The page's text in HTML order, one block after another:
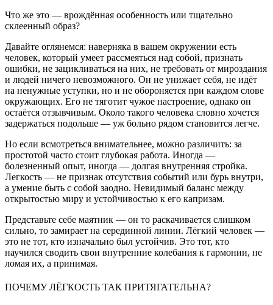
Что же это — врождённая особенность или тщательно
склеенный образ?
Давайте оглянемся: наверняка в вашем окружении есть
человек, который умеет рассмеяться над собой, признать
ошибки, не зацикливаться на них, не требовать от мироздания
и людей ничего невозможного. Он не унижает себя, не идёт
на ненужные уступки, но и не обороняется при каждом слове
окружающих. Его не тяготит чужое настроение, однако он
остаётся отзывчивым. Около такого человека словно хочется
задержаться подольше — уж больно рядом становится легче.
Но если всмотреться внимательнее, можно различить: за
простотой часто стоит глубокая работа. Иногда —
болезненный опыт, иногда — долгая внутренняя стройка.
Легкость — не признак отсутствия событий или бурь внутри,
а умение быть с собой заодно. Невидимый баланс между
открытостью миру и устойчивостью к его капризам.
Представьте себе маятник — он то раскачивается слишком
сильно, то замирает на серединной линии. Лёгкий человек —
это не тот, кто изначально был устойчив. Это тот, кто
научился сводить свои внутренние колебания к гармонии, не
ломая их, а принимая.
ПОЧЕМУ ЛЁГКОСТЬ ТАК ПРИТЯГАТЕЛЬНА?